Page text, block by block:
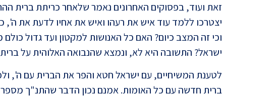
זאת ועוד, בפסוקים האחרונים נאמר שלאחר כריתת ברית
יצטרכו ללמד עוד איש את רעהו ואיש את אחיו לדעת את ה',
וכי זה המצב כיום? האם כל האנושות למקטון ועד גדול
ישראל? התשובה היא לא, ונמצא שהנבואה האלוהית על
לטענת המשיחיים, עם ישראל חטא והפר את הברית עם ה',
ברית חדשה עם כל האומות. אמנם נכון הדבר שהתנ"ך